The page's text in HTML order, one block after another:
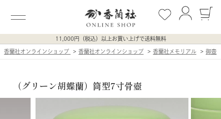
11,000円（税込）以上お買い上げで送料無料
香蘭社オンラインショップ 香蘭社オンラインショップ 香蘭社メモリアル 御壺
（グリーン胡蝶蘭）筒型7寸骨壺